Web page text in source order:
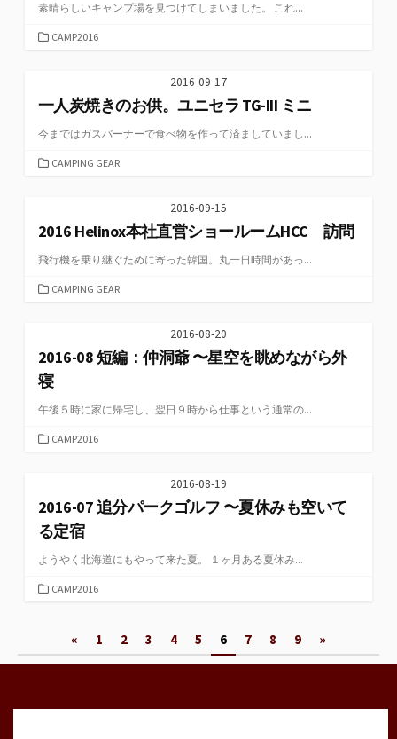
素晴らしいキャンプ場を見つけてしまいました。 これ...
カ
ー
CAMP2016
2016-09-17
一人炭焼きのお供。ユニセラ TG-III ミニ
今まではガスバーナーで食べ物を作って済ましていまし...
カ
ー
CAMPING GEAR
2016-09-15
2016 Helinox本社直営ショールームHCC 訪問
飛行機を乗り継ぐために寄った韓国。丸一日時間があっ...
カ
ー
CAMPING GEAR
2016-08-20
2016-08 短編：仲洞爺 〜星空を眺めながら外
寝
午後５時に家に帰宅し、翌日９時から仕事という通常の...
カ
ー
CAMP2016
2016-08-19
2016-07 追分パークゴルフ 〜夏休みも空いて
る定宿
ようやく北海道にもやって来た夏。 １ヶ月ある夏休み...
カ
ー
CAMP2016
稿
« 1 2 3 4 5 6 7 8 9 »